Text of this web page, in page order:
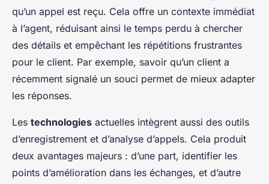
qu’un appel est reçu. Cela offre un contexte immédiat
à l’agent, réduisant ainsi le temps perdu à chercher
des détails et empêchant les répétitions frustrantes
pour le client. Par exemple, savoir qu’un client a
récemment signalé un souci permet de mieux adapter
les réponses.
Les technologies actuelles intègrent aussi des outils
d’enregistrement et d’analyse d’appels. Cela produit
deux avantages majeurs : d’une part, identifier les
points d’amélioration dans les échanges, et d’autre